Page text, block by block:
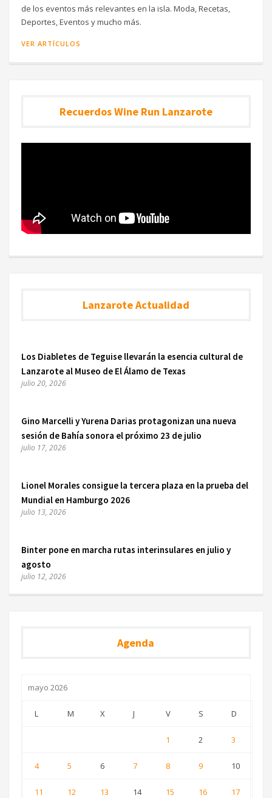
de los eventos más relevantes en la isla. Moda, Recetas,
Deportes, Eventos y mucho más.
VER ARTÍCULOS
Recuerdos Wine Run Lanzarote
Lanzarote Actualidad
Los Diabletes de Teguise llevarán la esencia cultural de
Lanzarote al Museo de El Álamo de Texas
julio 20, 2026
Gino Marcelli y Yurena Darias protagonizan una nueva
sesión de Bahía sonora el próximo 23 de julio
julio 17, 2026
Lionel Morales consigue la tercera plaza en la prueba del
Mundial en Hamburgo 2026
julio 13, 2026
Binter pone en marcha rutas interinsulares en julio y
agosto
julio 12, 2026
Agenda
mayo 2026
L M X J V S D
1 2 3
4 5 6 7 8 9 10
11 12 13 14 15 16 17